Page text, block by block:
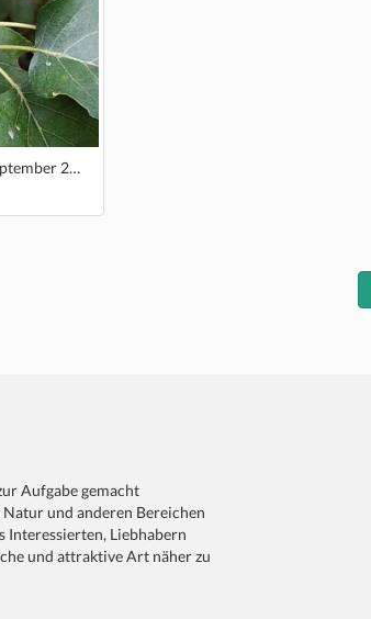
13. September 2018
Aufgabe gemacht
und anderen Bereichen
Interessierten, Liebhabern
und attraktive Art näher zu